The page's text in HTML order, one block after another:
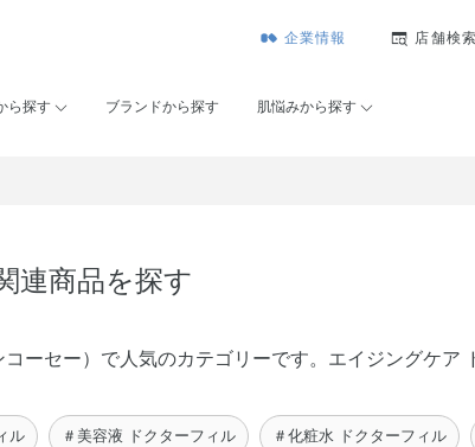
企業情報 店舗検索
ら探す ブランドから探す 肌悩みから探す
連商品を探す
ーセー）で人気のカテゴリーです。エイジングケア
ル ＃美容液 ドクターフィル ＃化粧水 ドクターフィル